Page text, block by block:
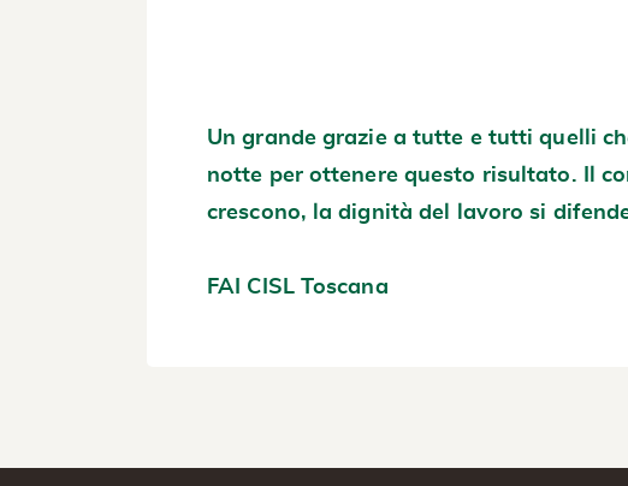
Un grande grazie a tutte e tutti quelli
notte per ottenere questo risultato. Il
crescono, la dignità del lavoro si
FAI CISL Toscana